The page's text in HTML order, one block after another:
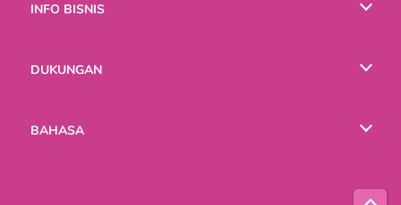
INFO BISNIS
DUKUNGAN
BAHASA